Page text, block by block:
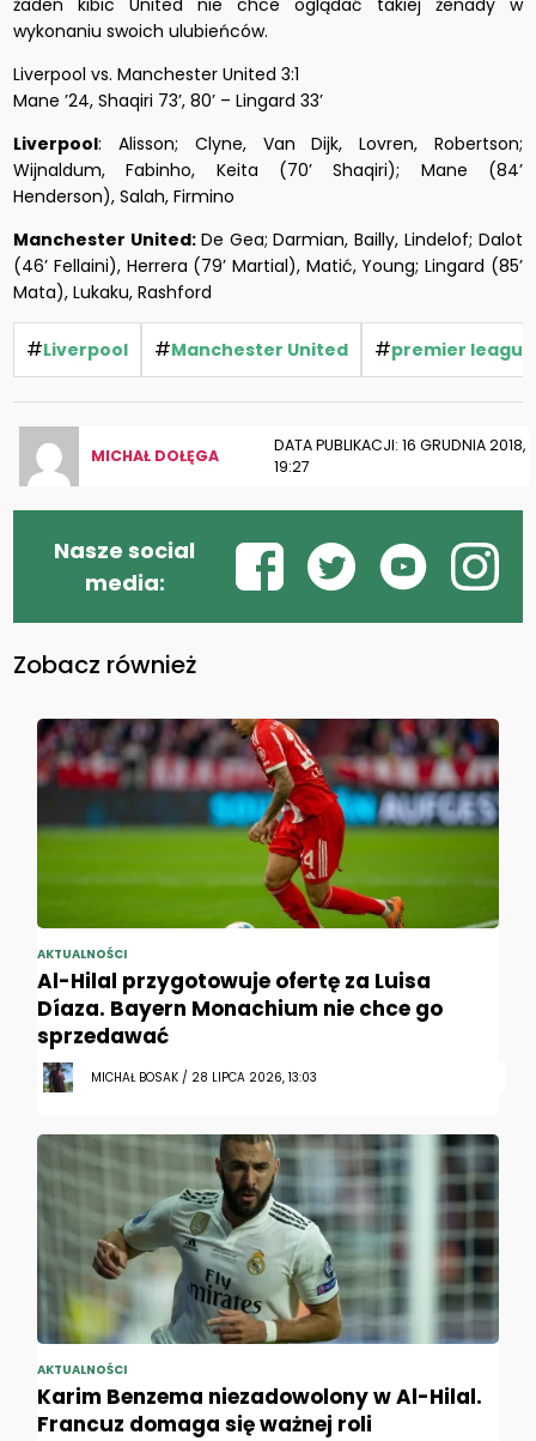
żaden kibic United nie chce oglądać takiej żenady w
wykonaniu swoich ulubieńców.
Liverpool vs. Manchester United 3:1
Mane ’24, Shaqiri 73’, 80’ – Lingard 33’
Liverpool: Alisson; Clyne, Van Dijk, Lovren, Robertson;
Wijnaldum, Fabinho, Keita (70’ Shaqiri); Mane (84’
Henderson), Salah, Firmino
Manchester United: De Gea; Darmian, Bailly, Lindelof; Dalot
(46’ Fellaini), Herrera (79’ Martial), Matić, Young; Lingard (85’
Mata), Lukaku, Rashford
#Liverpool #Manchester United #premier league
MICHAŁ DOŁĘGA
DATA PUBLIKACJI: 16 GRUDNIA 2018,
19:27
Nasze social
media:
Zobacz również
AKTUALNOŚCI
Al-Hilal przygotowuje ofertę za Luisa
Díaza. Bayern Monachium nie chce go
sprzedawać
MICHAŁ BOSAK / 28 LIPCA 2026, 13:03
AKTUALNOŚCI
Karim Benzema niezadowolony w Al-Hilal.
Francuz domaga się ważnej roli